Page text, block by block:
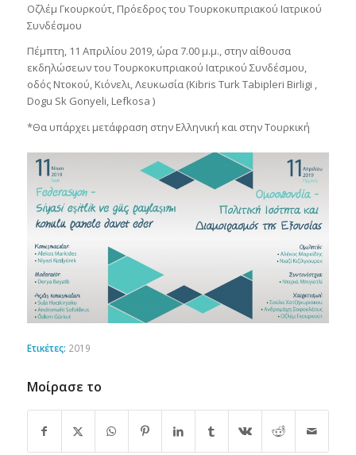
Οζλέμ Γκουρκούτ, Πρόεδρος του Τουρκοκυπριακού Ιατρικού
Συνδέσμου
Πέμπτη, 11 Απριλίου 2019, ώρα 7.00 μ.μ., στην αίθουσα
εκδηλώσεων του Τουρκοκυπριακού Ιατρικού Συνδέσμου,
οδός Ντοκού, Κιόνελι, Λευκωσία (Kibris Τurk Tabipleri Birligi ,
Dogu Sk Gonyeli, Lefkosa )
*Θα υπάρχει μετάφραση στην Ελληνική και στην Τουρκική
Ετικέτες: 2019
Μοίρασε το